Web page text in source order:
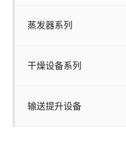
蒸发器系列
干燥设备系列
输送提升设备